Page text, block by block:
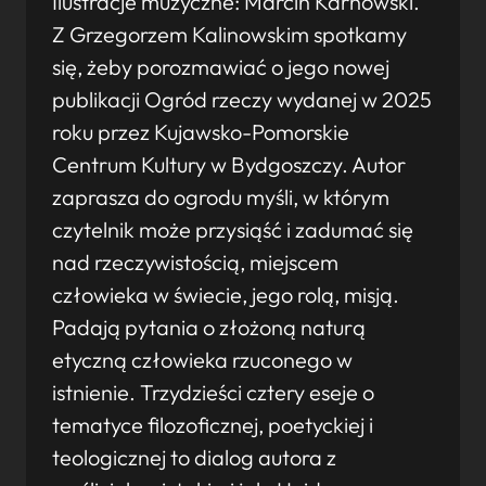
Z Grzegorzem Kalinowskim spotkamy
się, żeby porozmawiać o jego nowej
publikacji Ogród rzeczy wydanej w 2025
roku przez Kujawsko-Pomorskie
Centrum Kultury w Bydgoszczy. Autor
zaprasza do ogrodu myśli, w którym
czytelnik może przysiąść i zadumać się
nad rzeczywistością, miejscem
człowieka w świecie, jego rolą, misją.
Padają pytania o złożoną naturą
etyczną człowieka rzuconego w
istnienie. Trzydzieści cztery eseje o
tematyce filozoficznej, poetyckiej i
teologicznej to dialog autora z